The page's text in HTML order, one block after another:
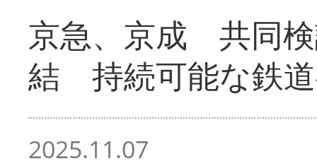
京急、京成 共同
結 持続可能な鉄
2025.11.07